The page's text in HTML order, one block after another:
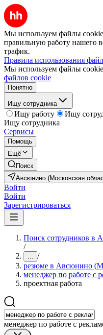
Мы используем файлы
правильную работу нашего
трафик.
Правила использования
Мы используем файлы
файлов cookie
Понятно
Ищу сотрудника
Ищу работу
Ищу
Ищу сотрудника
Сервисы
Помощь
Ещё
Поиск
Авсюнино (Московская
Войти
Войти
Зарегистрироваться
Поиск сотрудников в
/
... /
резюме в Авсюнино
менеджер по работе с
проектная работа
менеджер по работе с